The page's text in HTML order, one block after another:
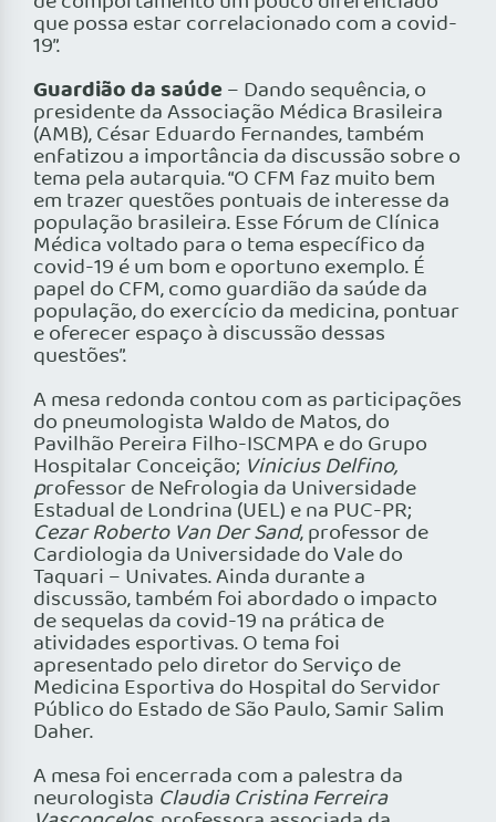
que possa estar correlacionado com a covid-
19”.
Guardião da saúde– Dando sequência, o
presidente da Associação Médica Brasileira
(AMB), César Eduardo Fernandes, também
enfatizou a importância da discussão sobre o
tema pela autarquia. “O CFM faz muito bem
em trazer questões pontuais de interesse da
população brasileira. Esse Fórum de Clínica
Médica voltado para o tema específico da
covid-19 é um bom e oportuno exemplo. É
papel do CFM, como guardião da saúde da
população, do exercício da medicina, pontuar
e oferecer espaço à discussão dessas
questões”.
A mesa redonda contou com as participações
do pneumologista Waldo de Matos, do
Pavilhão Pereira Filho-ISCMPA e do Grupo
Hospitalar Conceição; Vinicius Delfino,
professor de Nefrologia da Universidade
Estadual de Londrina (UEL) e na PUC-PR;
Cezar Roberto Van Der Sand, professor de
Cardiologia da Universidade do Vale do
Taquari – Univates. Ainda durante a
discussão, também foi abordado o impacto
de sequelas da covid-19 na prática de
atividades esportivas. O tema foi
apresentado pelo diretor do Serviço de
Medicina Esportiva do Hospital do Servidor
Público do Estado de São Paulo, Samir Salim
Daher.
A mesa foi encerrada com a palestra da
neurologista Claudia Cristina Ferreira